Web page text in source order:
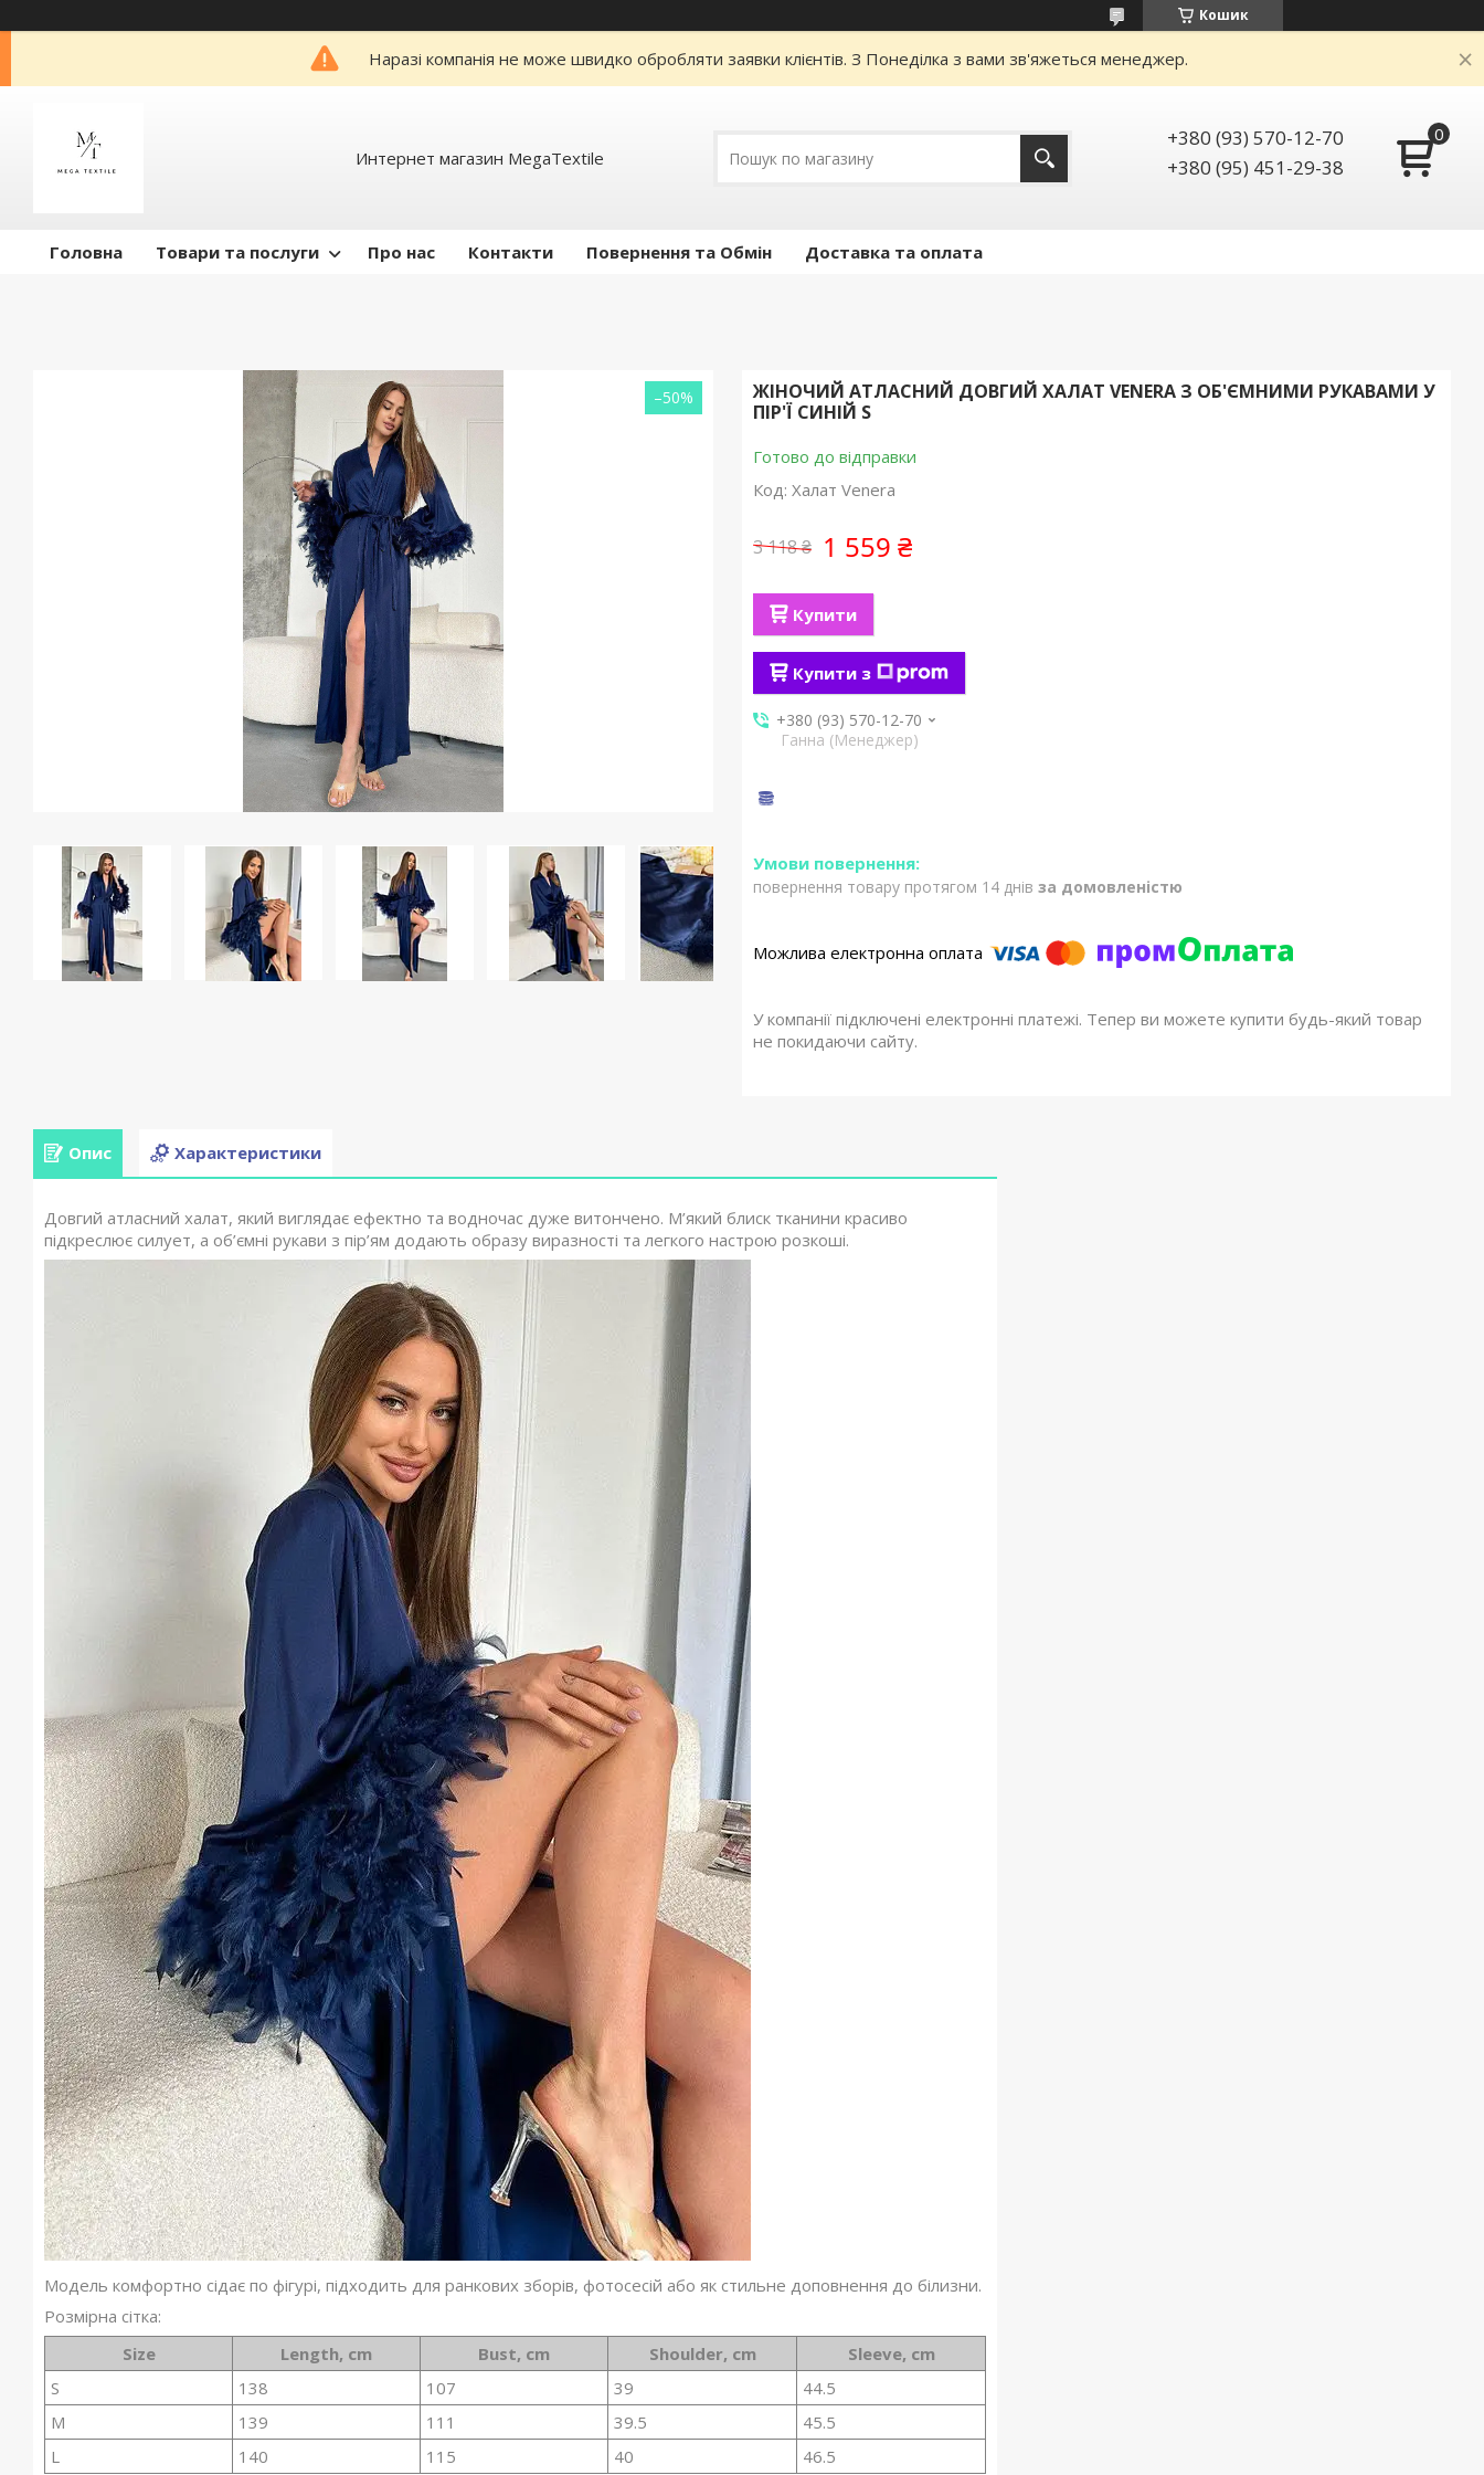
Кошик
Наразі компанія не може швидко обробляти заявки клієнтів. З Понеділка з вами зв'яжеться менеджер.
Интернет магазин MegaTextile
+380 (93) 570-12-70
+380 (95) 451-29-38
Головна Товари та послуги Про нас Контакти Повернення та Обмін Доставка та оплата
–50%
ЖІНОЧИЙ АТЛАСНИЙ ДОВГИЙ ХАЛАТ VENERA З ОБ'ЄМНИМИ РУКАВАМИ У
ПІР'Ї СИНІЙ S
Готово до відправки
Код: Халат Venera
3 118 ₴ 1 559 ₴
Купити
Купити з
+380 (93) 570-12-70
Ганна (Менеджер)
повернення товару протягом 14 днів за домовленістю
У компанії підключені електронні платежі. Тепер ви можете купити будь-який товар
не покидаючи сайту.
Опис Характеристики
Довгий атласний халат, який виглядає ефектно та водночас дуже витончено. М’який блиск тканини красиво
підкреслює силует, а об’ємні рукави з пір’ям додають образу виразності та легкого настрою розкоші.
Модель комфортно сідає по фігурі, підходить для ранкових зборів, фотосесій або як стильне доповнення до білизни.
Розмірна сітка:
Size
Length, cm Bust, cm Shoulder, cm
Sleeve, cm
S
138 107 39
44.5
M
139 111 39.5
45.5
L
140 115 40 46.5